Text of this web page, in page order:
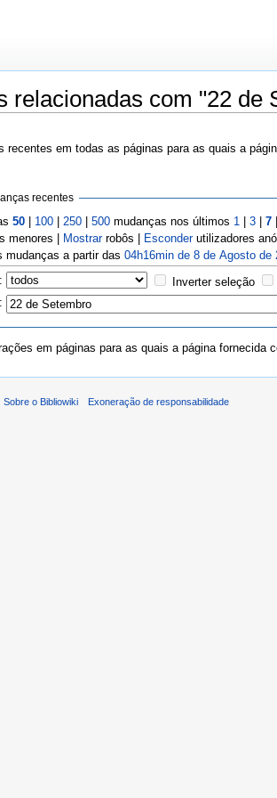
relacionadas com "22 de
recentes em todas as páginas para as quais a
recentes
50| 100| 250| 500mudanças nos últimos 1 | 3| 7|
menores | Mostrarrobôs | Esconderutilizadores
mudanças a partir das 04h16min de 8 de Agosto de
Inverter seleção
em páginas para as quais a página fornecida
Sobre o Bibliowiki Exoneração de responsabilidade